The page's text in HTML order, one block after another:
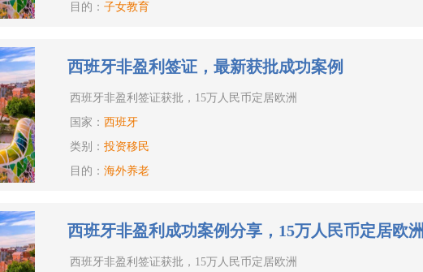
目的： 子女教育
西班牙非盈利签证，最新获批成功案例
西班牙非盈利签证获批，15万人民币定居欧洲
国家： 西班牙
类别： 投资移民
目的： 海外养老
西班牙非盈利成功案例分享，15万人民币定居欧洲
西班牙非盈利签证获批，15万人民币定居欧洲